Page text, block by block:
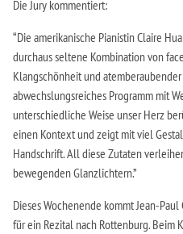
Die Jury kommentiert:
“Die amerikanische Pianistin Claire
durchaus seltene Kombination von
Klangschönheit und
abwechslungsreiches Programm mit
unterschiedliche Weise unser Herz
einen Kontext und zeigt mit viel
Handschrift. All diese Zutaten
bewegenden Glanzlichtern.”
Dieses Wochenende kommt Jean-
für ein Rezital nach Rottenburg. Beim